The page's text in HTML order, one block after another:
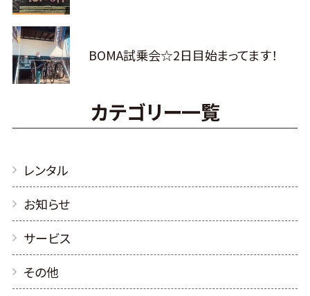
BOMA試乗会☆2日目始まってます！
カテゴリー一覧
レンタル
お知らせ
サービス
その他